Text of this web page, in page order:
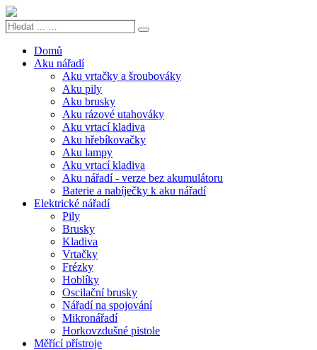
Hledat
Search
Domů
Aku nářadí
Aku vrtačky a šroubováky
Aku pily
Aku brusky
Aku rázové utahováky
Aku vrtací kladiva
Aku hřebíkovačky
Aku lampy
Aku vrtací kladiva
Aku nářadí - verze bez akumulátoru
Baterie a nabíječky k aku nářadí
Elektrické nářadí
Pily
Brusky
Kladiva
Vrtačky
Frézky
Hoblíky
Oscilační brusky
Nářadí na spojování
Mikronářadí
Horkovzdušné pistole
Měřící přístroje